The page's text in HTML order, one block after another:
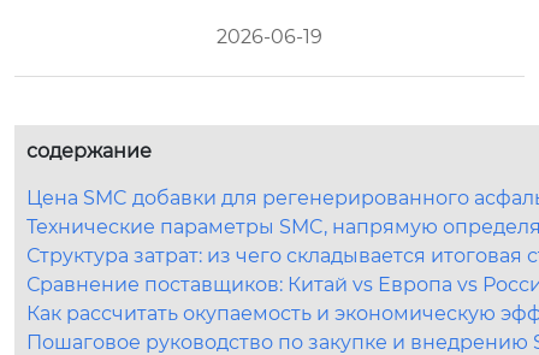
2026-06-19
содержание
Цена SMC добавки для регенерированного
Технические параметры SMC, напрямую
Структура затрат: из чего складывается итоговая
Сравнение поставщиков: Китай vs Европа vs
Как рассчитать окупаемость и экономическую
Пошаговое руководство по закупке и внедрению